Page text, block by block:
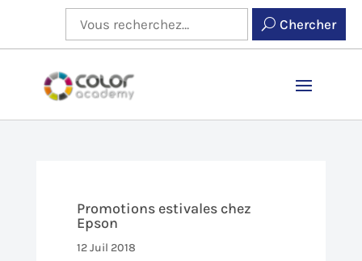
Chercher
Promotions estivales chez
Epson
12 Juil 2018